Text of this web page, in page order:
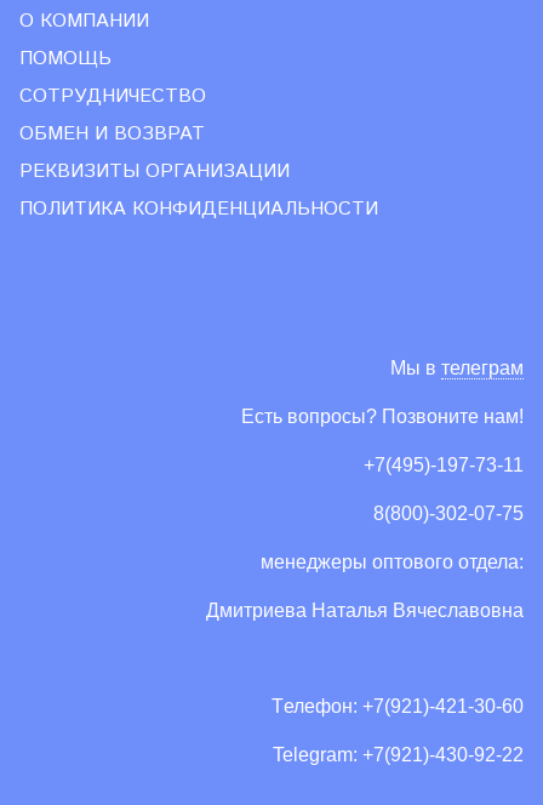
О КОМПАНИИ
ПОМОЩЬ
СОТРУДНИЧЕСТВО
ОБМЕН И ВОЗВРАТ
РЕКВИЗИТЫ ОРГАНИЗАЦИИ
ПОЛИТИКА КОНФИДЕНЦИАЛЬНОСТИ
Мы в телеграм
Есть вопросы? Позвоните нам!
+7(495)-197-73-11
8(800)-302-07-75
менеджеры оптового отдела:
Дмитриева Наталья Вячеславовна
Tелефон: +7(921)-421-30-60
Telegram: +7(921)-430-92-22